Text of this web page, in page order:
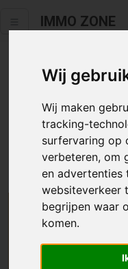
Wij
Wij maken
tracking-
surfervaring op
verbeteren, om
en advertenties
websiteverkeer
begrijpen waar
komen.
IMMO ZONE
Helaas
Neem zeker een kijkje
We
Maak hier een